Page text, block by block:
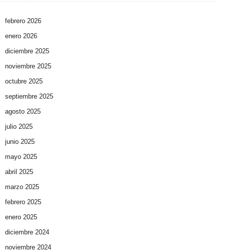
febrero 2026
enero 2026
diciembre 2025
noviembre 2025
octubre 2025
septiembre 2025
agosto 2025
julio 2025
junio 2025
mayo 2025
abril 2025
marzo 2025
febrero 2025
enero 2025
diciembre 2024
noviembre 2024